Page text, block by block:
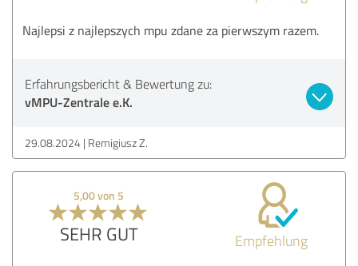
Najlepsi z najlepszych mpu zdane za pierwszym razem.
Erfahrungsbericht & Bewertung zu:
vMPU-Zentrale e.K.
29.08.2024 Remigiusz Z.
5,00 von 5
SEHR GUT Empfehlung